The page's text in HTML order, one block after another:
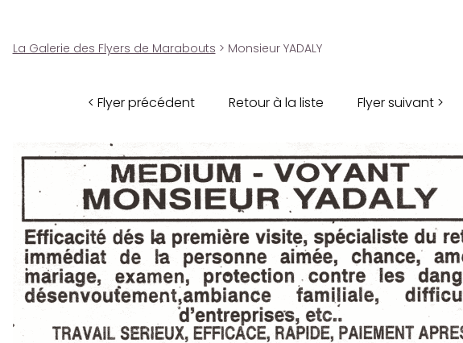
La Galerie des Flyers de Marabouts > Monsieur YADALY
< Flyer précédent Retour à la liste Flyer suivant >